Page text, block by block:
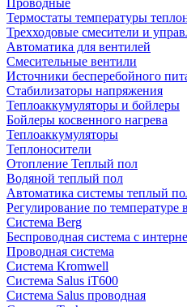
Термостаты температуры
Трехходовые смесители и
Автоматика для вентилей
Смесительные вентили
Источники бесперебойного
Стабилизаторы напряжения
Теплоаккумуляторы и бойлеры
Бойлеры косвенного нагрева
Теплоаккумуляторы
Теплоносители
Отопление Теплый пол
Водяной теплый пол
Автоматика системы теплый
Регулирование по температуре
Система Berg
Беспроводная система с
Проводная система
Система Kromwell
Система Salus iT600
Система Salus проводная